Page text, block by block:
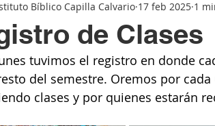
de Clases
Bíblico Capilla Calvario 17 feb 2025 1
tuvimos el registro en donde
del semestre. Oremos por
clases y por quienes estarán